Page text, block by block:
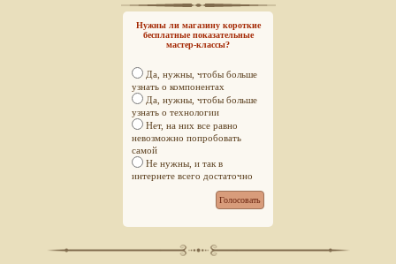
Нужны ли магазину короткие
бесплатные показательные
мастер-классы?
Да, нужны, чтобы больше
узнать о компонентах
Да, нужны, чтобы больше
узнать о технологии
Нет, на них все равно
невозможно попробовать
самой
Не нужны, и так в
интернете всего достаточно